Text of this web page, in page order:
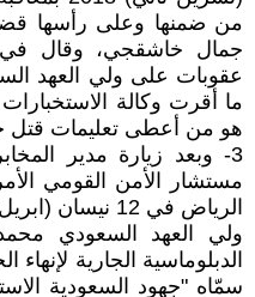
من ضمنها وعلى رأسها
جمال خاشقجي، وقال
عقوبات على ولي العهد
ما أقرت وكالة
هو من أعطى تعليمات
3- وبعد زيارة مدير
مستشار الأمن القومي
الرياض في 12
ولي العهد السعودي
الدبلوماسية الجارية
سمّاه "جهود السعودية